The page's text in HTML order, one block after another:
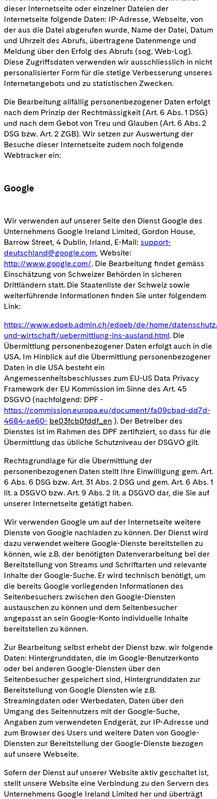
dieser Internetseite oder einzelner Dateien der
Internetseite folgende Daten: IP-Adresse, Webseite, von
der aus die Datei abgerufen wurde, Name der Datei, Datum
und Uhrzeit des Abrufs, übertragene Datenmenge und
Meldung über den Erfolg des Abrufs (sog. Web-Log).
Diese Zugriffsdaten verwenden wir ausschliesslich in nicht
personalisierter Form für die stetige Verbesserung unseres
Internetangebots und zu statistischen Zwecken.
Die Bearbeitung allfällig personenbezogener Daten erfolgt
nach dem Prinzip der Rechtmässigkeit (Art. 6 Abs. 1 DSG)
und nach dem Gebot von Treu und Glauben (Art. 6 Abs. 2
DSG bzw. Art. 2 ZGB). Wir setzen zur Auswertung der
Besuche dieser Internetseite zudem noch folgende
Webtracker ein:
Google
Wir verwenden auf unserer Seite den Dienst Google des
Unternehmens Google Ireland Limited, Gordon House,
Barrow Street, 4 Dublin, Irland, E-Mail: support-
deutschland@google.com, Website:
http://www.google.com/. Die Bearbeitung findet gemäss
Einschätzung von Schweizer Behörden in sicheren
Drittländern statt. Die Staatenliste der Schweiz sowie
weiterführende Informationen finden Sie unter folgendem
Link:
https://www.edoeb.admin.ch/edoeb/de/home/
und-wirtschaft/uebermittlung-ins-ausland.html. Die
Übermittlung personenbezogener Daten erfolgt auch in die
USA. Im Hinblick auf die Übermittlung personenbezogener
Daten in die USA besteht ein
Angemessenheitsbeschlusses zum EU-US Data Privacy
Framework der EU Kommission im Sinne des Art. 45
DSGVO (nachfolgend: DPF -
https://commission.europa.eu/document/fa09cbad-dd7d-
4684-ae60- be03fcb0fddf_en ). Der Betreiber des
Dienstes ist im Rahmen des DPF zertifiziert, so dass für die
Übermittlung das übliche Schutzniveau der DSGVO gilt.
Rechtsgrundlage für die Übermittlung der
personenbezogenen Daten stellt Ihre Einwilligung gem. Art.
6 Abs. 6 DSG bzw. Art. 31 Abs. 2 DSG und gem. Art. 6 Abs. 1
lit. a DSGVO bzw. Art. 9 Abs. 2 lit. a DSGVO dar, die Sie auf
unserer Internetseite getätigt haben.
Wir verwenden Google um auf der Internetseite weitere
Dienste von Google nachladen zu können. Der Dienst wird
dazu verwendet weitere Google-Dienste bereitstellen zu
können, wie z.B. der benötigten Datenverarbeitung bei der
Bereitstellung von Streams und Schriftarten und relevante
Inhalte der Google-Suche. Er wird technisch benötigt, um
die bereits Google vorliegenden Informationen des
Seitenbesuchers zwischen den Google-Diensten
austauschen zu können und dem Seitenbesucher
angepasst an sein Google-Konto individuelle Inhalte
bereitstellen zu können.
Zur Bearbeitung selbst erhebt der Dienst bzw. wir folgende
Daten: Hintergrunddaten, die im Google-Benutzerkonto
oder bei anderen Google-Diensten über den
Seitenbesucher gespeichert sind, Hintergrunddaten zur
Bereitstellung von Google Diensten wie z.B.
Streamingdaten oder Werbedaten, Daten über den
Umgang des Seitennutzers mit der Google-Suche,
Angaben zum verwendeten Endgerät, zur IP-Adresse und
zum Browser des Users und weitere Daten von Google-
Diensten zur Bereitstellung der Google-Dienste bezogen
auf unsere Webseite.
Sofern der Dienst auf unserer Website aktiv geschaltet ist,
stellt unsere Website eine Verbindung zu den Servern des
Unternehmens Google Ireland Limited her und überträgt